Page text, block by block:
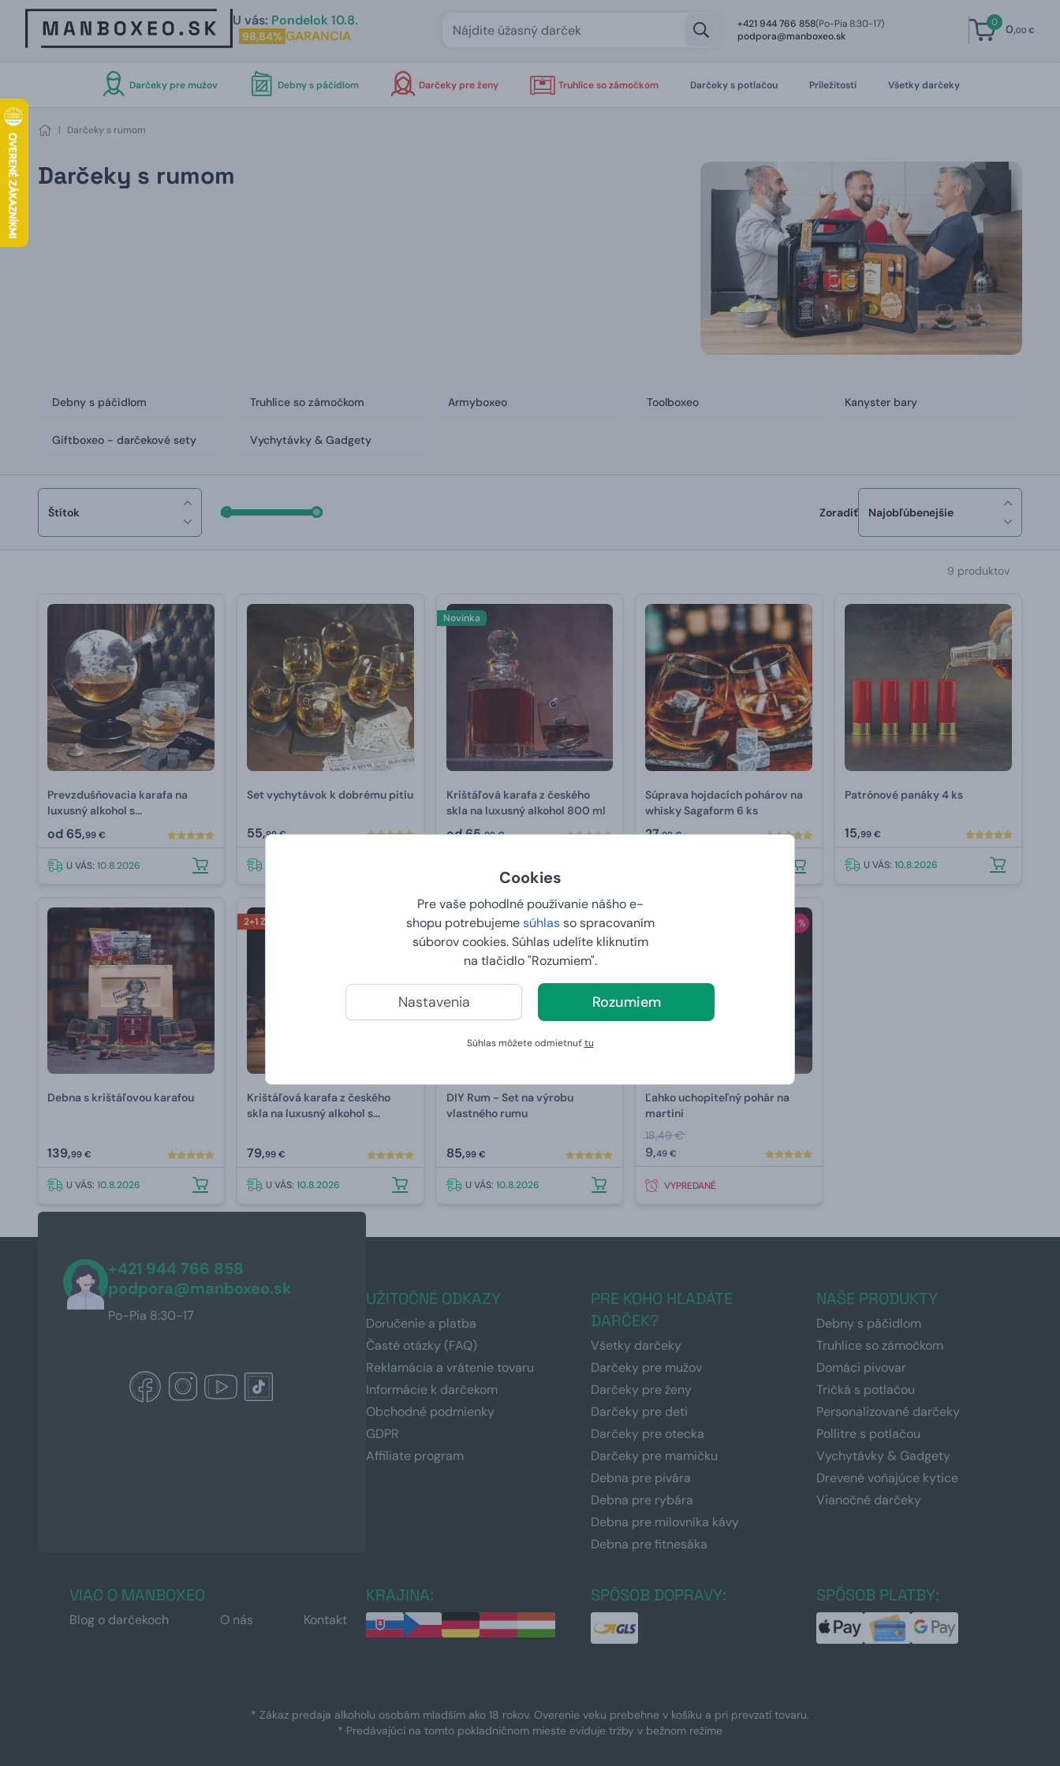
Cookies
Pre vaše pohodlné používanie nášho e-
shopu potrebujemesúhlasso spracovaním
súborov cookies. Súhlas udelíte kliknutím
na tlačidlo "Rozumiem".
Nastavenia Rozumiem
Súhlas môžete odmietnuťtu
U vás: Pondelok 10.8.
98,84% GARANCIA
+421 944 766 858(Po-Pia 8:30-17)
podpora@manboxeo.sk
0 0,00 €
Darčeky pre mužov Debny s páčidlom Darčeky pre ženy Truhlice so zámočkom Darčeky s potlačou Príležitosti Všetky darčeky
| Darčeky s rumom
Darčeky s rumom
Debny s páčidlom Truhlice so zámočkom Armyboxeo Toolboxeo Kanyster bary
Giftboxeo - darčekové sety Vychytávky & Gadgety
Štítok Zoradiť Najobľúbenejšie
9 produktov
Prevzdušňovacia karafa na
luxusný alkohol s
príslušenstvom 850 ml
od 65,99 €
U VÁS: 10.8.2026
Set vychytávok k dobrému pitiu
55,99 €
Novinka
Krištáľová karafa z českého
skla na luxusný alkohol 800 ml
od65,99 €
Súprava hojdacích pohárov na
whisky Sagaform 6 ks
27,99 €
Patrónové panáky 4 ks
15,99 €
U VÁS:10.8.2026
Debna s krištáľovou karafou
139,99 €
U VÁS: 10.8.2026
2+1 ZDARMA
Krištáľová karafa z českého
skla na luxusný alkohol s
79,99 €
U VÁS: 10.8.2026
Bestseller
DIY Rum - Set na výrobu
vlastného rumu
85,99 €
U VÁS: 10.8.2026
-49 %
Vypredané
Ľahko uchopiteľný pohár na
martini
18,49 €
9,49 €
VYPREDANÉ
+421 944 766 858
podpora@manboxeo.sk
Po-Pia 8:30-17
UŽITOČNÉ ODKAZY
Doručenie a platba
Časté otázky (FAQ)
Reklamácia a vrátenie tovaru
Informácie k darčekom
Obchodné podmienky
GDPR
Affiliate program
PRE KOHO HĽADÁTE
DARČEK?
Všetky darčeky
Darčeky pre mužov
Darčeky pre ženy
Darčeky pre deti
Darčeky pre otecka
Darčeky pre mamičku
Debna pre pivára
Debna pre rybára
Debna pre milovníka kávy
Debna pre fitnesáka
NAŠE PRODUKTY
Debny s páčidlom
Truhlice so zámočkom
Domáci pivovar
Tričká s potlačou
Personalizované darčeky
Pollitre s potlačou
Vychytávky & Gadgety
Drevené voňajúce kytice
Vianočné darčeky
VIAC O MANBOXEO
Blog o darčekoch O nás Kontakt
KRAJINA: SPÔSOB DOPRAVY: SPÔSOB PLATBY:
* Zákaz predaja alkoholu osobám mladším ako 18 rokov. Overenie veku prebehne v košíku a pri prevzatí tovaru.
* Predávajúci na tomto pokladničnom mieste eviduje tržby v bežnom režime